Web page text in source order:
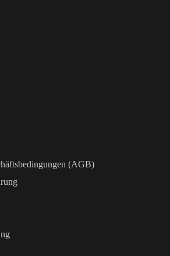
(AGB)